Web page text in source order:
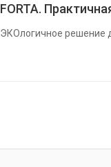
FORTA.
ЭКОлогичное решение